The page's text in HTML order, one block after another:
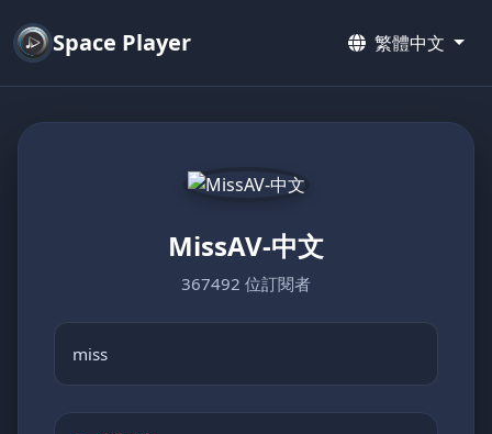
Space Player 繁體中文
MissAV-中文
367492 位訂閱者
miss